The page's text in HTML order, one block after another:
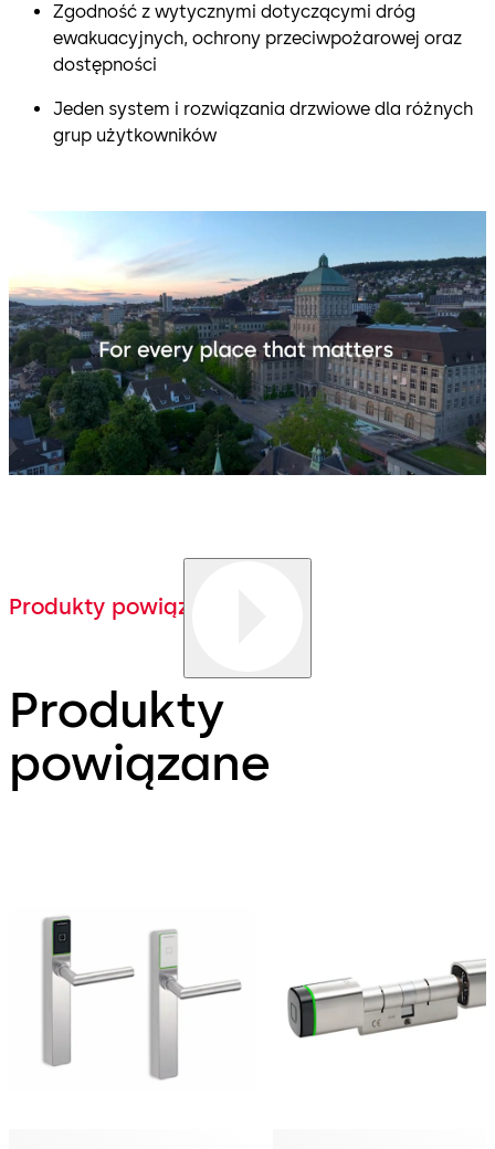
Zgodność z wytycznymi dotyczącymi dróg
ewakuacyjnych, ochrony przeciwpożarowej oraz
dostępności
Jeden system i rozwiązania drzwiowe dla różnych
grup użytkowników
Produkty powiązane
Produkty
powiązane